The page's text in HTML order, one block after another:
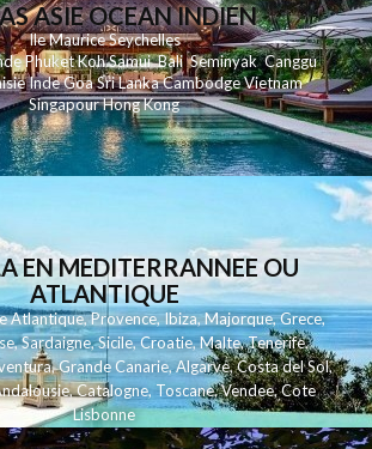
ASIE OCEAN INDIEN
Ile MauriceSeychelles
PhuketKohSamui Bali SeminyakCanggu
IndeGoaSri LankaCambodgeVietnam
SingapourHong Kong
EN MEDITERRANNEE OU
ATLANTIQUE
Atlantique,Provence,Ibiza,Majorque,Grece,
,Sardaigne,Sicile,Croatie,Malte,Tenerife,
,Grande Canarie,Algarve,Costa del Sol,
,Catalogne,Toscane,Vendee,Cote
Lisbonne